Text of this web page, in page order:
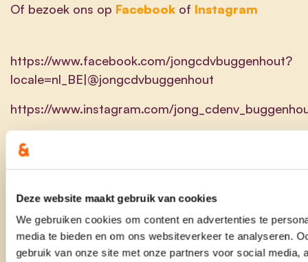
Deze website maakt gebruik van cookies
We gebruiken cookies om content en advertenties te
media te bieden en om ons websiteverkeer te analyseren.
gebruik van onze site met onze partners voor social media,
Of bezoek ons op Facebook of Instagram
https://www.facebook.com/jongcdvbuggenhout?
locale=nl_BE|@jongcdvbuggenhout
https://www.instagram.com/